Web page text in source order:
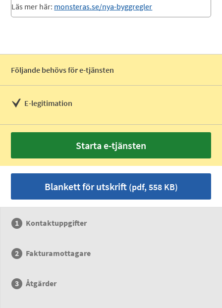
Läs mer här: monsteras.se/nya-byggregler
Följande behövs för e-tjänsten
E-legitimation
Starta e-tjänsten
Blankett för utskrift(pdf, 558 KB)
Kontaktuppgifter
Fakturamottagare
Åtgärder